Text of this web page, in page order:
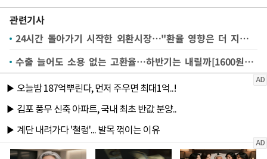
관련기사
24시간 돌아가기 시작한 외환시장…"환율 영향은 더 지켜봐야"
수출 늘어도 소용 없는 고환율…하반기는 내릴까[1600원 환율 오나③]